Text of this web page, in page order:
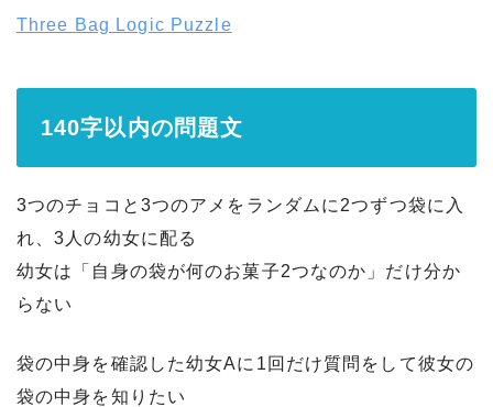
Three Bag Logic Puzzle
140字以内の問題文
3つのチョコと3つのアメをランダムに2つずつ袋に入
れ、3人の幼女に配る
幼女は「自身の袋が何のお菓子2つなのか」だけ分か
らない
袋の中身を確認した幼女Aに1回だけ質問をして彼女の
袋の中身を知りたい